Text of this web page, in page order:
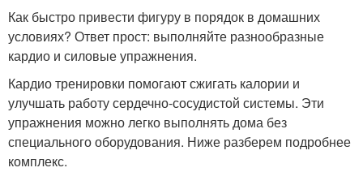
Как быстро привести фигуру в порядок в домашних
условиях? Ответ прост: выполняйте разнообразные
кардио и силовые упражнения.
Кардио тренировки помогают сжигать калории и
улучшать работу сердечно-сосудистой системы. Эти
упражнения можно легко выполнять дома без
специального оборудования. Ниже разберем подробнее
комплекс.